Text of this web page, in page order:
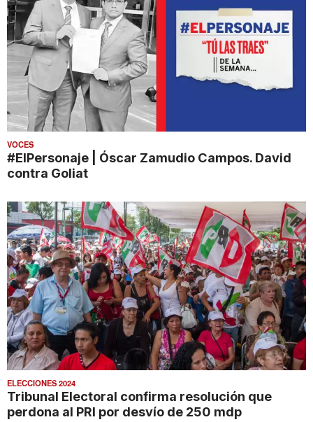
VOCES
#ElPersonaje | Óscar Zamudio Campos. David
contra Goliat
ELECCIONES 2024
Tribunal Electoral confirma resolución que
perdona al PRI por desvío de 250 mdp